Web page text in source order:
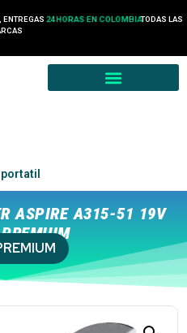
ENTREGAS 24 HORAS EN COLOMBIATODAS LAS
ASPIRE A315-51 19V